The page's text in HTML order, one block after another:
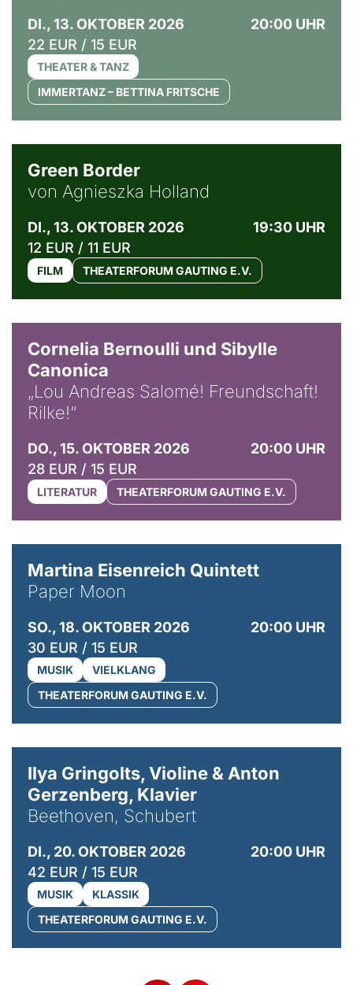
DI., 13. OKTOBER 2026
20:00 UHR
22 EUR / 15 EUR
THEATER & TANZ
IMMERTANZ – BETTINA FRITSCHE
Green Border
von Agnieszka Holland
DI., 13. OKTOBER 2026
19:30 UHR
12 EUR / 11 EUR
FILM THEATERFORUM GAUTING E.V.
Cornelia Bernoulli und Sibylle
Canonica
„Lou Andreas Salomé! Freundschaft!
Rilke!“
DO., 15. OKTOBER 2026
20:00 UHR
28 EUR / 15 EUR
LITERATUR THEATERFORUM GAUTING E.V.
Martina Eisenreich Quintett
Paper Moon
SO., 18. OKTOBER 2026
20:00 UHR
30 EUR / 15 EUR
MUSIK
VIELKLANG
THEATERFORUM GAUTING E.V.
Ilya Gringolts, Violine & Anton
Gerzenberg, Klavier
Beethoven, Schubert
DI., 20. OKTOBER 2026
20:00 UHR
42 EUR / 15 EUR
MUSIK
KLASSIK
THEATERFORUM GAUTING E.V.